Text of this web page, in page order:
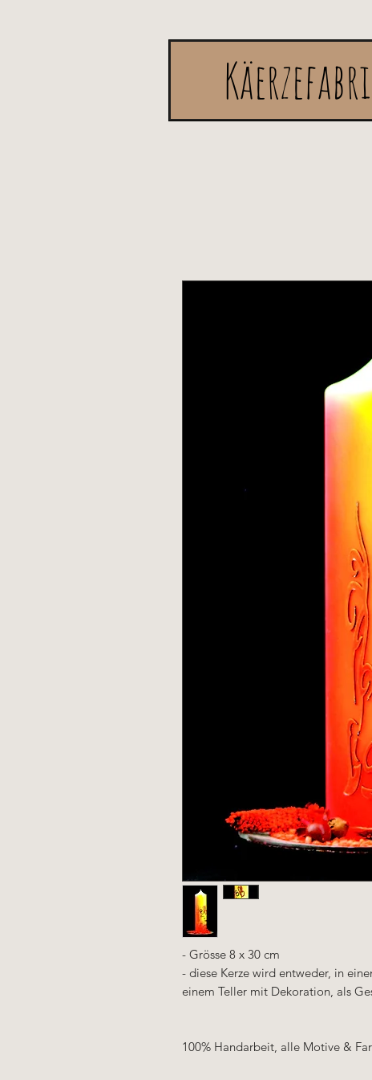
- Grösse 8 x 30 cm
- diese Kerze wird entweder, in
einem Teller mit Dekoration, als
100% Handarbeit, alle Motive &